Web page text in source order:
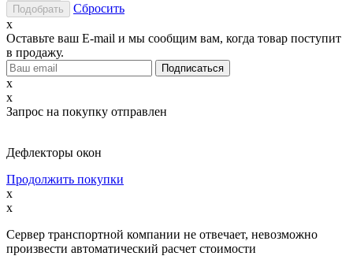
Сбросить
x
Оставьте ваш E-mail и мы сообщим вам, когда товар поступит
в продажу.
x
x
Запрос на покупку отправлен
Дефлекторы окон
Продолжить покупки
x
x
Сервер транспортной компании не отвечает, невозможно
произвести автоматический расчет стоимости